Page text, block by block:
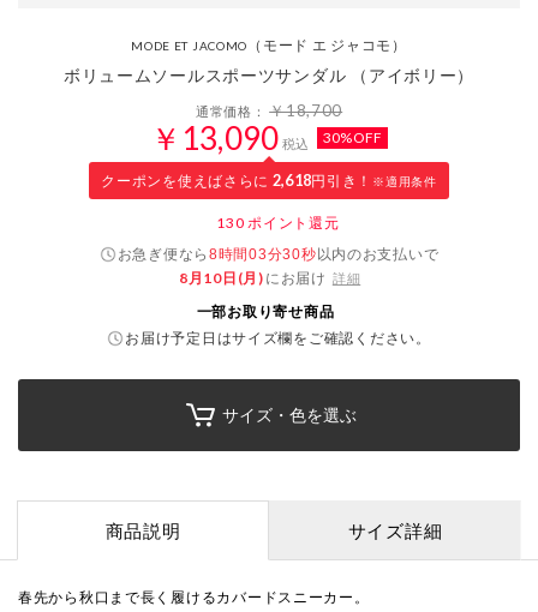
MODE ET JACOMO （モード エ ジャコモ）
ボリュームソールスポーツサンダル （アイボリー）
通常価格：￥18,700
￥13,090 税込 30%OFF
クーポンを使えばさらに 2,618円引き！ ※適用条件
130 ポイント還元
お急ぎ便なら8時間03分29秒以内のお支払いで
8月10日(月) にお届け 詳細
一部お取り寄せ商品
お届け予定日はサイズ欄をご確認ください。
サイズ・色を選ぶ
商品説明 サイズ詳細
春先から秋口まで長く履けるカバードスニーカー。